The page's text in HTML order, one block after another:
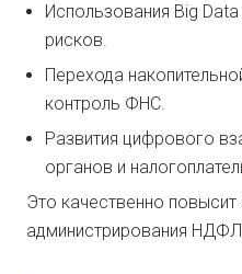
Использования Big
рисков.
Перехода
контроль ФНС.
Развития цифрового
органов и
Это качественно
администрирования